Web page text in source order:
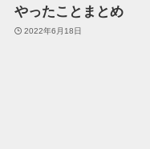
やったことまとめ
2022年6月18日